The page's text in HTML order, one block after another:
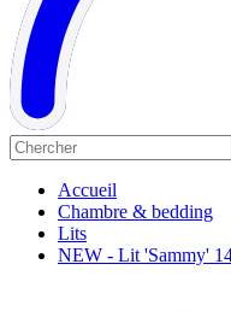
Accueil
Chambre & bedding
Lits
NEW - Lit 'Sammy'